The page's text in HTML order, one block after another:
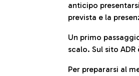
anticipo
prevista e la
Un primo
scalo. Sul sito
Per prepararsi al